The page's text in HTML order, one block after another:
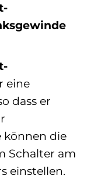
eine
dass er
können die
Schalter am
einstellen.